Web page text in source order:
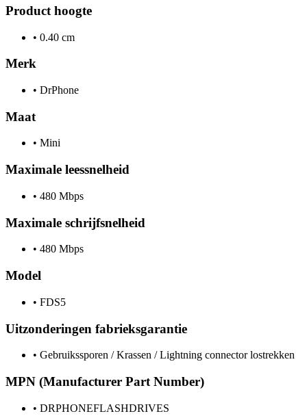
Product hoogte
• 0.40 cm
Merk
• DrPhone
Maat
• Mini
Maximale leessnelheid
• 480 Mbps
Maximale schrijfsnelheid
• 480 Mbps
Model
• FDS5
Uitzonderingen fabrieksgarantie
• Gebruikssporen / Krassen / Lightning connector lostrekken
MPN (Manufacturer Part Number)
• DRPHONEFLASHDRIVES